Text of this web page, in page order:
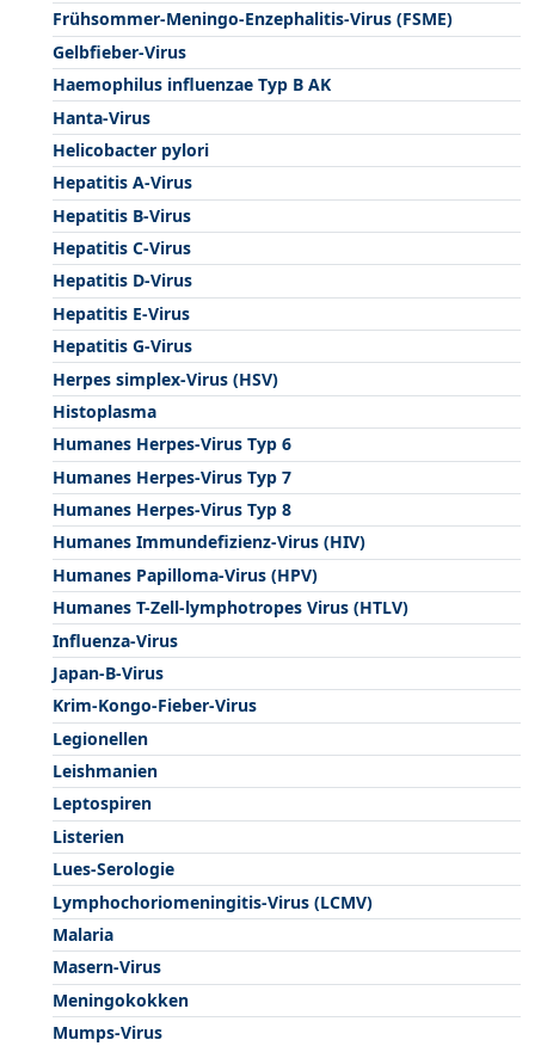
Frühsommer-Meningo-Enzephalitis-Virus (FSME)
Gelbfieber-Virus
Haemophilus influenzae Typ B AK
Hanta-Virus
Helicobacter pylori
Hepatitis A-Virus
Hepatitis B-Virus
Hepatitis C-Virus
Hepatitis D-Virus
Hepatitis E-Virus
Hepatitis G-Virus
Herpes simplex-Virus (HSV)
Histoplasma
Humanes Herpes-Virus Typ 6
Humanes Herpes-Virus Typ 7
Humanes Herpes-Virus Typ 8
Humanes Immundefizienz-Virus (HIV)
Humanes Papilloma-Virus (HPV)
Humanes T-Zell-lymphotropes Virus (HTLV)
Influenza-Virus
Japan-B-Virus
Krim-Kongo-Fieber-Virus
Legionellen
Leishmanien
Leptospiren
Listerien
Lues-Serologie
Lymphochoriomeningitis-Virus (LCMV)
Malaria
Masern-Virus
Meningokokken
Mumps-Virus